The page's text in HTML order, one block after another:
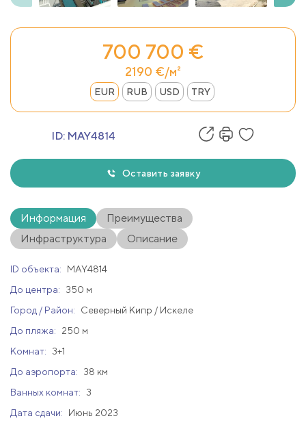
700 700 €
2190 €/м²
EUR RUB USD TRY
ID: MAY4814
Оставить заявку
Информация
Преимущества
Инфраструктура
Описание
ID объекта:
MAY4814
До центра:
350 м
Город / Район:
Северный Кипр / Искеле
До пляжа:
250 м
Комнат:
3+1
До аэропорта:
38 км
Ванных комнат:
3
Дата сдачи:
Июнь 2023